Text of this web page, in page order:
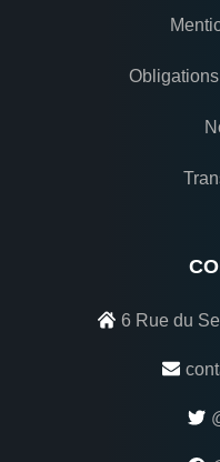
6 Rue du